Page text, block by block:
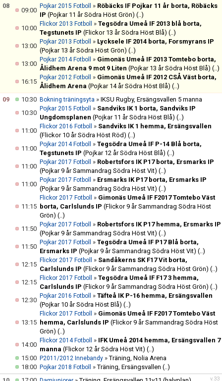
08
09:00
Pojkar 2015 Fotboll » Röbäcks IF Pojkar 11 år borta, Röbäcks
IP (Pojkar 11 år Södra Höst Grön) (..)
10:00
Flickor 2013 Fotboll » Tegsödra Umeå IF 2013 blå borta,
Tegstunets IP (Flickor 13 år Södra Höst Blå) (..)
13:00
Pojkar 2013 Fotboll » Lycksele IF 2014 borta, Forsmyrans IP
(Pojkar 13 år Södra Höst Grön) (..)
13:00
Pojkar 2014 Fotboll » Gimonäs Umeå IF 2013 Tomtebo borta,
Ålidhem Arena 9 mot 9 Liten (Pojkar 13 år Södra Höst Blå) (..)
16:15
Pojkar 2012 Fotboll » Gimonäs Umeå IF 2012 CSÅ Väst borta,
Ålidhem Arena (Pojkar 14 år Södra Höst Blå) (..)
09
10:30 Bokning träningsyta » IKSU Rugby, Ersängsvallen 5 manna
10:30
Pojkar 2015 Fotboll » Sandviks IK 1 borta, Sandviks IP
Ungdomsplanen (Pojkar 11 år Södra Höst Blå) (..)
11:00
Flickor 2016 Fotboll » Sandviks IK 1 hemma, Ersängsvallen
(Flickor 10 år Södra Höst Röd) (..)
11:00
Pojkar 2014 Fotboll » Tegsödra Umeå IF P-14 Blå borta,
Tegstunets IP (Pojkar 12 år Södra Höst Blå) (..)
11:00
Pojkar 2017 Fotboll » Robertsfors IK P17 borta, Ersmarks IP
(Pojkar 9 år Sammandrag Södra Höst Vit) (..)
11:00
Pojkar 2017 Fotboll » Ersmarks IK P17 borta, Ersmarks IP
(Pojkar 9 år Sammandrag Södra Höst Vit) (..)
11:15
Flickor 2017 Fotboll » Gimonäs Umeå IF F2017 Tomtebo Väst
borta, Carlslunds IP (Flickor 9 år Sammandrag Södra Höst
Grön) (..)
11:50
Pojkar 2017 Fotboll » Robertsfors IK P17 hemma, Ersmarks IP
(Pojkar 9 år Sammandrag Södra Höst Vit) (..)
11:50
Pojkar 2017 Fotboll » Tegsödra Umeå IF P17 Blå borta,
Ersmarks IP (Pojkar 9 år Sammandrag Södra Höst Vit) (..)
12:15
Flickor 2017 Fotboll » Sandåkerns SK F17 Vit borta,
Carlslunds IP (Flickor 9 år Sammandrag Södra Höst Grön) (..)
12:15
Flickor 2017 Fotboll » Tegsödra Umeå IF F17 3 hemma,
Carlslunds IP (Flickor 9 år Sammandrag Södra Höst Grön) (..)
12:30
Pojkar 2016 Fotboll » Täfteå IK P-16 hemma, Ersängsvallen
(Pojkar 10 år Södra Höst Blå) (..)
13:15
Flickor 2017 Fotboll » Gimonäs Umeå IF F2017 Tomtebo Väst
hemma, Carlslunds IP (Flickor 9 år Sammandrag Södra Höst
Grön) (..)
14:00
Flickor 2014 Fotboll » IFK Umeå 2014 hemma, Ersängsvallen 7
manna (Flickor 12 år Södra Höst Vit) (..)
15:00 P2011/2012 Innebandy »Träning, Nolia Arena
18:00 Pojkar 2018 Fotboll »Träning, Ersängsvallen (..)
v.33